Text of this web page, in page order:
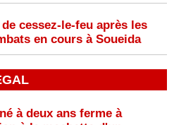
cessez-le-feu après les
en cours à Soueida
à deux ans ferme à